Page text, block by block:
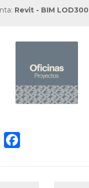
Revit - BIM LOD300
Email